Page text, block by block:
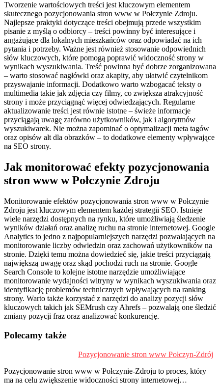
Tworzenie wartościowych treści jest kluczowym elementem
skutecznego pozycjonowania stron www w Połczynie Zdroju.
Najlepsze praktyki dotyczące treści obejmują przede wszystkim
pisanie z myślą o odbiorcy – treści powinny być interesujące i
angażujące dla lokalnych mieszkańców oraz odpowiadać na ich
pytania i potrzeby. Ważne jest również stosowanie odpowiednich
słów kluczowych, które pomogą poprawić widoczność strony w
wynikach wyszukiwania. Treść powinna być dobrze zorganizowana
– warto stosować nagłówki oraz akapity, aby ułatwić czytelnikom
przyswajanie informacji. Dodatkowo warto wzbogacać teksty o
multimedia takie jak zdjęcia czy filmy, co zwiększa atrakcyjność
strony i może przyciągnąć więcej odwiedzających. Regularne
aktualizowanie treści jest równie istotne – świeże informacje
przyciągają uwagę zarówno użytkowników, jak i algorytmów
wyszukiwarek. Nie można zapominać o optymalizacji meta tagów
oraz opisów alt dla obrazków – to dodatkowe elementy wpływające
na SEO strony.
Jak monitorować efekty pozycjonowania
stron www w Połczynie Zdroju
Monitorowanie efektów pozycjonowania stron www w Połczynie
Zdroju jest kluczowym elementem każdej strategii SEO. Istnieje
wiele narzędzi dostępnych na rynku, które umożliwiają śledzenie
wyników działań oraz analizę ruchu na stronie internetowej. Google
Analytics to jedno z najpopularniejszych narzędzi pozwalających na
monitorowanie liczby odwiedzin oraz zachowań użytkowników na
stronie. Dzięki temu można dowiedzieć się, jakie treści przyciągają
największą uwagę oraz skąd pochodzi ruch na stronie. Google
Search Console to kolejne istotne narzędzie umożliwiające
monitorowanie wydajności witryny w wynikach wyszukiwania oraz
identyfikację problemów technicznych wpływających na ranking
strony. Warto także korzystać z narzędzi do analizy pozycji słów
kluczowych takich jak SEMrush czy Ahrefs – pozwalają one śledzić
zmiany pozycji fraz oraz analizować konkurencję.
Polecamy także
Pozycjonowanie stron www Połczyn-Zdrój
Pozycjonowanie stron www w Połczynie-Zdroju to proces, który
ma na celu zwiększenie widoczności strony internetowej…